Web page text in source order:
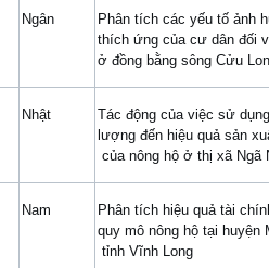
Ngân
Phân tích các yếu tố ảnh
thích ứng của cư dân đối
ở đồng bằng sông Cửu
Nhật
Tác động của việc sử
lượng đến hiệu quả sản
của nông hộ ở thị xã Ngã
Nam
Phân tích hiệu quả tài
quy mô nông hộ tại huyện
tỉnh Vĩnh Long